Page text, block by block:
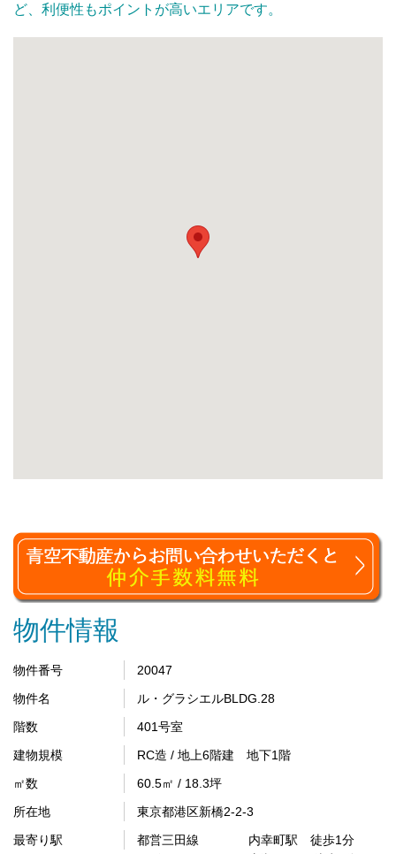
ど、利便性もポイントが高いエリアです。
物件情報
物件番号
20047
物件名
ル・グラシエルBLDG.28
階数
401号室
建物規模
RC造 / 地上6階建 地下1階
㎡数
60.5㎡ / 18.3坪
所在地
東京都港区新橋2-2-3
最寄り駅
都営三田線 内幸町駅 徒歩1分